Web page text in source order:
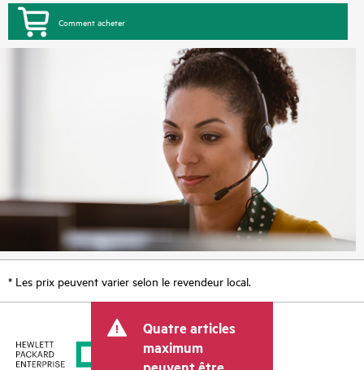
Comment acheter
* Les prix peuvent varier selon le revendeur local.
Quatre articles
maximum